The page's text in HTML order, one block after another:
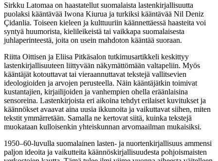
Sirkku Latomaa on haastatellut suomalaista lastenkirjallisuutta
puolaksi kääntävää Iwona Kiurua ja turkiksi kääntävää Nil Deniz
Çidanlia. Toiseen kieleen ja kulttuuriin käännettäessä haasteita voi
syntyä huumorista, kielileikeistä tai vaikkapa suomalaisesta
juhlaperinteestä, joita on usein mahdoton kääntää suoraan.
Riitta Oittisen ja Eliisa Pitkäsalon tutkimusartikkeli keskittyy
lastenkirjallisuuteen liittyvään näkymättömään valtapeliin. Myös
kääntäjät kotouttavat tai vieraannuttavat tekstejä vallitsevien
ideologioiden ja arvojen perusteella. Näin kääntäjätkin toimivat
kustantajien, kirjailijoiden ja vanhempien ohella eräänlaisina
sensoreina. Lastenkirjoista eri aikoina tehdyt erilaiset kuvitukset ja
käännökset avaavat aina uusia ikkunoita ja vaikuttavat siihen, miten
tekstit ymmärretään. Samalla ne kertovat siitä, kuinka tekstejä
muokataan kulloisenkin yhteiskunnan arvomaailman mukaisiksi.
1950–60-luvulla suomalainen lasten- ja nuortenkirjallisuus ammensi
paljon ideoita ja vaikutteita käännöskirjallisuudesta pohjoismaisten